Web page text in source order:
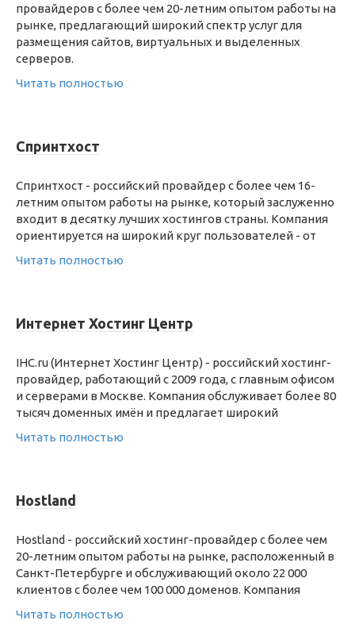
провайдеров с более чем 20-летним опытом работы на
рынке, предлагающий широкий спектр услуг для
размещения сайтов, виртуальных и выделенных
серверов.
Читать полностью
Спринтхост
Спринтхост - российский провайдер с более чем 16-
летним опытом работы на рынке, который заслуженно
входит в десятку лучших хостингов страны. Компания
ориентируется на широкий круг пользователей - от
Читать полностью
Интернет Хостинг Центр
IHC.ru (Интернет Хостинг Центр) - российский хостинг-
провайдер, работающий с 2009 года, с главным офисом
и серверами в Москве. Компания обслуживает более 80
тысяч доменных имён и предлагает широкий
Читать полностью
Hostland
Hostland - российский хостинг-провайдер с более чем
20-летним опытом работы на рынке, расположенный в
Санкт-Петербурге и обслуживающий около 22 000
клиентов с более чем 100 000 доменов. Компания
Читать полностью